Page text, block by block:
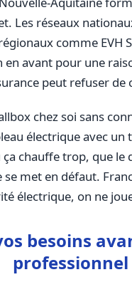
Les réseaux
comme EVH
avant pour une
peut refuser de
chez soi sans
électrique avec un
chauffe trop, que
met en défaut.
électrique, on ne
besoins
professionnel